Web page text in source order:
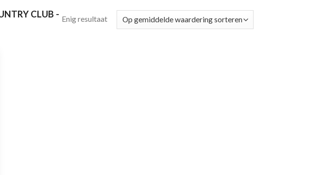
CLUB - Enig resultaat